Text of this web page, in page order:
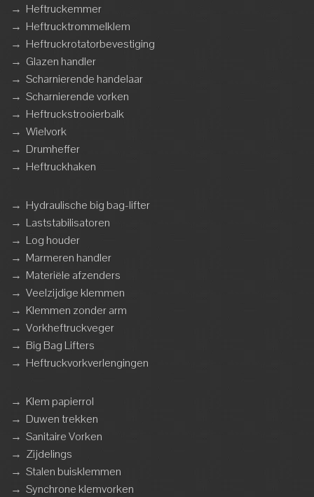
→ Heftruckemmer
→ Heftrucktrommelklem
→ Heftruckrotatorbevestiging
→ Glazen handler
→ Scharnierende handelaar
→ Scharnierende vorken
→ Heftruckstrooierbalk
→ Wielvork
→ Drumheffer
→ Heftruckhaken
→ Hydraulische big bag-lifter
→ Laststabilisatoren
→ Log houder
→ Marmeren handler
→ Materiële afzenders
→ Veelzijdige klemmen
→ Klemmen zonder arm
→ Vorkheftruckveger
→ Big Bag Lifters
→ Heftruckvorkverlengingen
→ Klem papierrol
→ Duwen trekken
→ Sanitaire Vorken
→ Zijdelings
→ Stalen buisklemmen
→ Synchrone klemvorken